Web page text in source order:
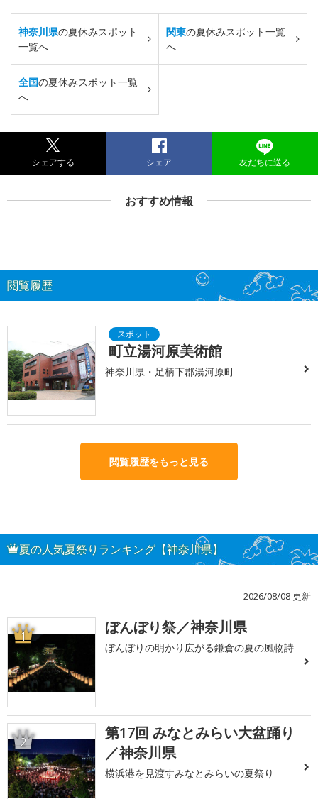
神奈川県の夏休みスポット
一覧へ
関東の夏休みスポット一覧
へ
全国の夏休みスポット一覧
へ
シェアする シェア 友だちに送る
おすすめ情報
閲覧履歴
町立湯河原美術館
神奈川県・足柄下郡湯河原町
閲覧履歴をもっと見る
夏の人気夏祭りランキング【神奈川県】
2026/08/08 更新
1 ぼんぼり祭／神奈川県
ぼんぼりの明かり広がる鎌倉の夏の風物詩
2
第17回 みなとみらい大盆踊り
／神奈川県
横浜港を見渡すみなとみらいの夏祭り